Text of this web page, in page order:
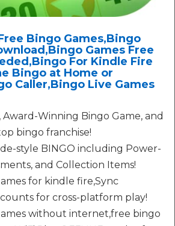
Bingo Games,Bingo
Games Free
For Kindle Fire
Bingo at Home or
Caller,Bingo Live Games
Award-Winning Bingo Game, and
bingo franchise!
style BINGO including Power-
and Collection Items!
for kindle fire,Sync
for cross-platform play!
without internet,free bingo